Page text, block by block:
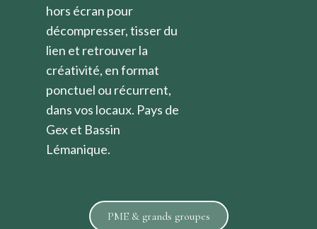
hors écran pour
décompresser, tisser du
lien et retrouver la
créativité, en format
ponctuel ou récurrent,
dans vos locaux. Pays de
Gex et Bassin
Lémanique.
PME & grands groupes